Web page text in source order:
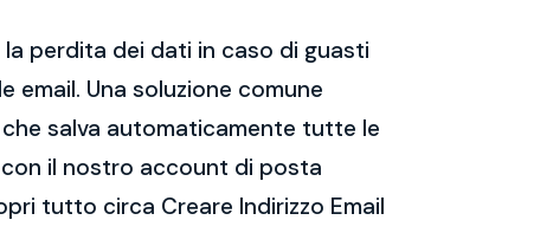
perdita dei dati in caso di guasti
email. Una soluzione comune
che salva automaticamente tutte le
il nostro account di posta
tutto circa Creare Indirizzo Email